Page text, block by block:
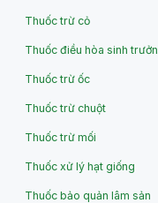
Thuốc trừ cỏ
Thuốc điều hòa sinh
Thuốc trừ ốc
Thuốc trừ chuột
Thuốc trừ mối
Thuốc xử lý hạt giống
Thuốc bảo quản lâm sản